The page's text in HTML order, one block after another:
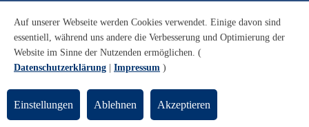
Impact Pioneers in Residence
OPEN CAMPUS
Podcasts
Tag des Gedenkens
Transfer in der Lehre
Seniorenstudium
Transfer mit Wirtschaft
Auf unserer Webseite werden Cookies verwendet. Einige davon sind
essentiell, während uns andere die Verbesserung und Optimierung der
Website im Sinne der Nutzenden ermöglichen. (
Datenschutzerklärung
Impressum )
Einstellungen Ablehnen Akzeptieren